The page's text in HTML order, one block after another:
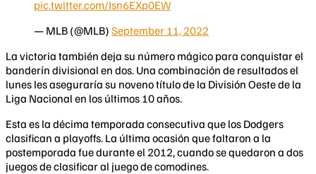
pic.twitter.com/Isn6EXp0EW
— MLB (@MLB) September 11, 2022
La victoria también deja su número mágico para conquistar el
banderín divisional en dos. Una combinación de resultados el
lunes les aseguraría su noveno título de la División Oeste de la
Liga Nacional en los últimos 10 años.
Esta es la décima temporada consecutiva que los Dodgers
clasifican a playoffs. La última ocasión que faltaron a la
postemporada fue durante el 2012, cuando se quedaron a dos
juegos de clasificar al juego de comodines.